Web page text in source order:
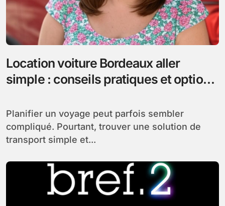
Location voiture Bordeaux aller
simple : conseils pratiques et options
Planifier un voyage peut parfois sembler
compliqué. Pourtant, trouver une solution de
transport simple et...